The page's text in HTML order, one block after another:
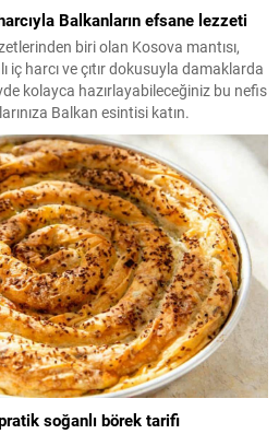
Balkanların efsane lezzeti
biri olan Kosova mantısı,
iç harcı ve çıtır dokusuyla damaklarda
kolayca hazırlayabileceğiniz bu nefis
Balkan esintisi katın.
soğanlı börek tarifi